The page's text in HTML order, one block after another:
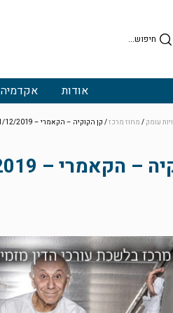
אודות אקדמיה
עומק / מחוז מרכז/ קן הקוקיה – הקאמרי – 1/12/2019
הקאמרי – 1/12/2019